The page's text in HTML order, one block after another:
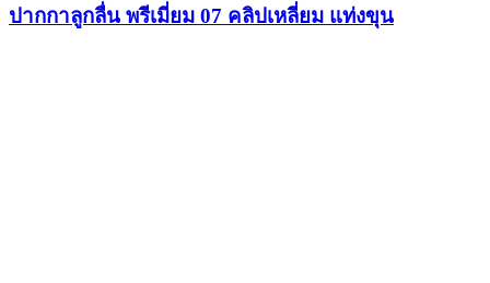
ปากกาลูกลื่น พรีเมี่ยม 07 คลิปเหลี่ยม แท่งขุน